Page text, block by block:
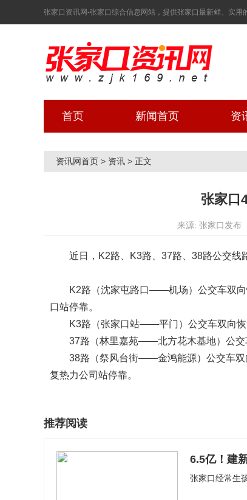
张家口资讯网-张家口综合信息网站，提供张家口最新鲜、实用
首页 新闻首页 资
资讯网首页 > 资讯 > 正文
张家口
来源: 张家口发布
近日，K2路、K3路、37路、38路公交线
K2路（沈家屯路口——机场）公交车双
口站停靠。
K3路（张家口站——平门）公交车双向恢
37路（林里嘉苑——北方花木基地）公交
38路（祭风台街——金鸿能源）公交车双
复热力公司站停靠。
推荐阅读
6.5亿！建
张家口经常生